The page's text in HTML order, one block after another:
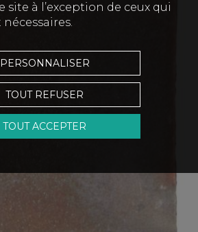
site à l’exception de ceux qui
PERSONNALISER
TOUT REFUSER
TOUT ACCEPTER